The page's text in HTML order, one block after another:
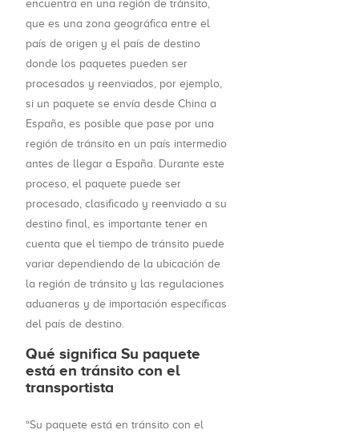
encuentra en una región de tránsito,
que es una zona geográfica entre el
país de origen y el país de destino
donde los paquetes pueden ser
procesados y reenviados, por ejemplo,
si un paquete se envía desde China a
España, es posible que pase por una
región de tránsito en un país intermedio
antes de llegar a España. Durante este
proceso, el paquete puede ser
procesado, clasificado y reenviado a su
destino final, es importante tener en
cuenta que el tiempo de tránsito puede
variar dependiendo de la ubicación de
la región de tránsito y las regulaciones
aduaneras y de importación específicas
del país de destino.
Qué significa Su paquete
está en tránsito con el
transportista
“Su paquete está en tránsito con el